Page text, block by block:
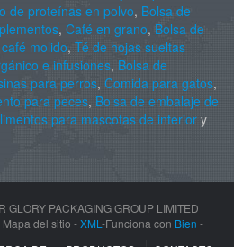
de proteínas en polvo, Bolsa de
, Café en grano, Bolsa de
molido, Té de hojas sueltas
e infusiones, Bolsa de
para perros, Comida para gatos,
para peces, Bolsa de embalaje de
para mascotas de interior y
GLORY PACKAGING GROUP LIMITED
del sitio -XML -Funciona con Bien -